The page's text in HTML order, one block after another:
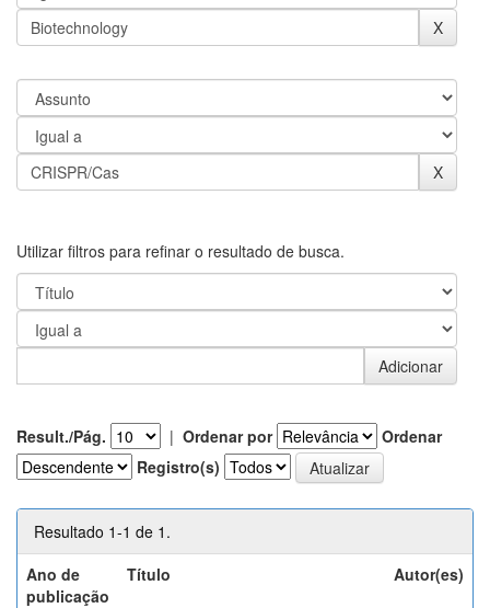
Utilizar filtros para refinar o resultado de busca.
Result./Pág. | Ordenar por
Ordenar
Registro(s)
Resultado 1-1 de 1.
Ano de
publicação
Título Autor(es)